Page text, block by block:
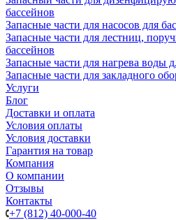
бассейнов
Запасные части для насосов для
Запасные части для лестниц,
бассейнов
Запасные части для нагрева воды
Запасные части для закладного
Услуги
Блог
Доставки и оплата
Условия оплаты
Условия доставки
Гарантия на товар
Компания
О компании
Отзывы
Контакты
+7 (812) 40-000-40